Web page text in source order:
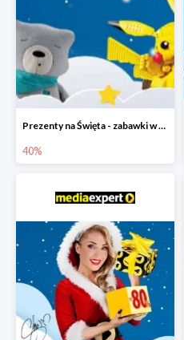
Prezenty na Święta - zabawki w Media Expert do -40%
40%